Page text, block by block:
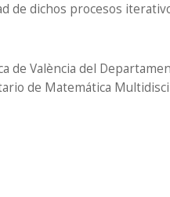
de dichos procesos
de València del
de Matemática